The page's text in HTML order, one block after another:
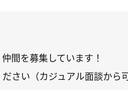
間を募集しています！
さい（カジュアル面談から